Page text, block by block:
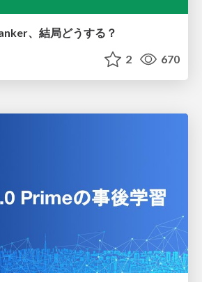
、結局どうする？
2 670